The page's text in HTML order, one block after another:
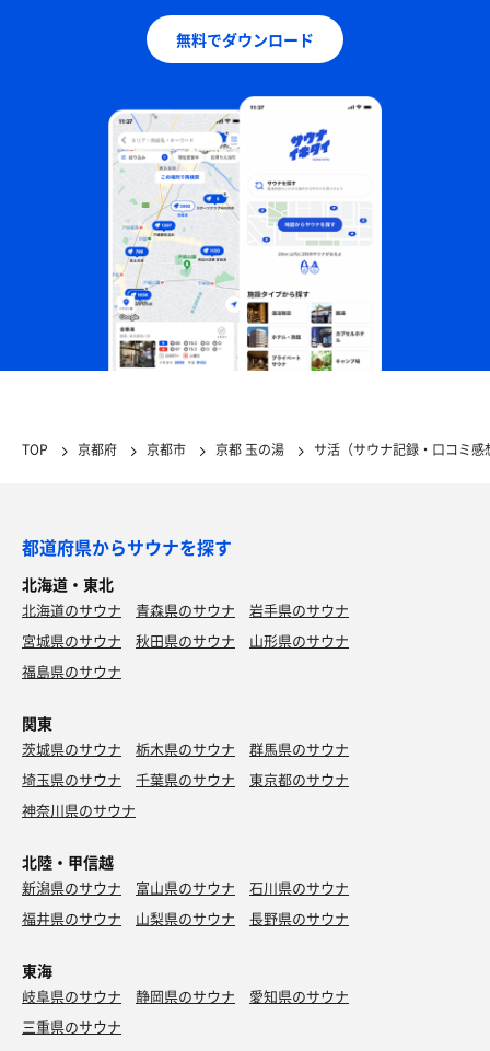
無料でダウンロード
TOP 京都府 京都市 京都 玉の湯 サ活（サウナ記録・口コミ感
都道府県からサウナを探す
北海道・東北
北海道のサウナ 青森県のサウナ
岩手県のサウナ
宮城県のサウナ
秋田県のサウナ
山形県のサウナ
福島県のサウナ
関東
茨城県のサウナ 栃木県のサウナ
群馬県のサウナ
埼玉県のサウナ
千葉県のサウナ
東京都のサウナ
神奈川県のサウナ
北陸・甲信越
新潟県のサウナ 富山県のサウナ
石川県のサウナ
福井県のサウナ
山梨県のサウナ 長野県のサウナ
東海
岐阜県のサウナ 静岡県のサウナ
愛知県のサウナ
三重県のサウナ